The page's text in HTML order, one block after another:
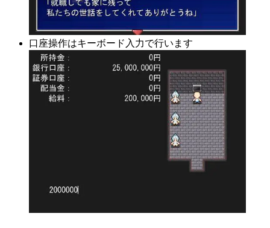
口座操作はキーボード入力で行います